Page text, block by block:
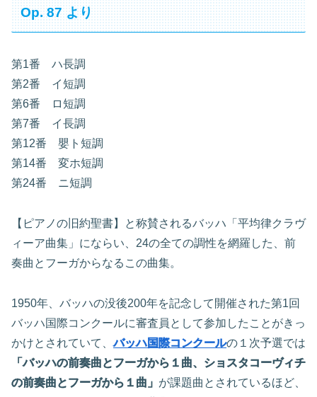
Op. 87 より
第1番 ハ長調
第2番 イ短調
第6番 ロ短調
第7番 イ長調
第12番 嬰ト短調
第14番 変ホ短調
第24番 ニ短調
【ピアノの旧約聖書】と称賛されるバッハ「平均律クラヴ
ィーア曲集」にならい、24の全ての調性を網羅した、前
奏曲とフーガからなるこの曲集。
1950年、バッハの没後200年を記念して開催された第1回
バッハ国際コンクールに審査員として参加したことがきっ
かけとされていて、バッハ国際コンクールの１次予選では
「バッハの前奏曲とフーガから１曲、ショスタコーヴィチ
の前奏曲とフーガから１曲」 が課題曲とされているほど、